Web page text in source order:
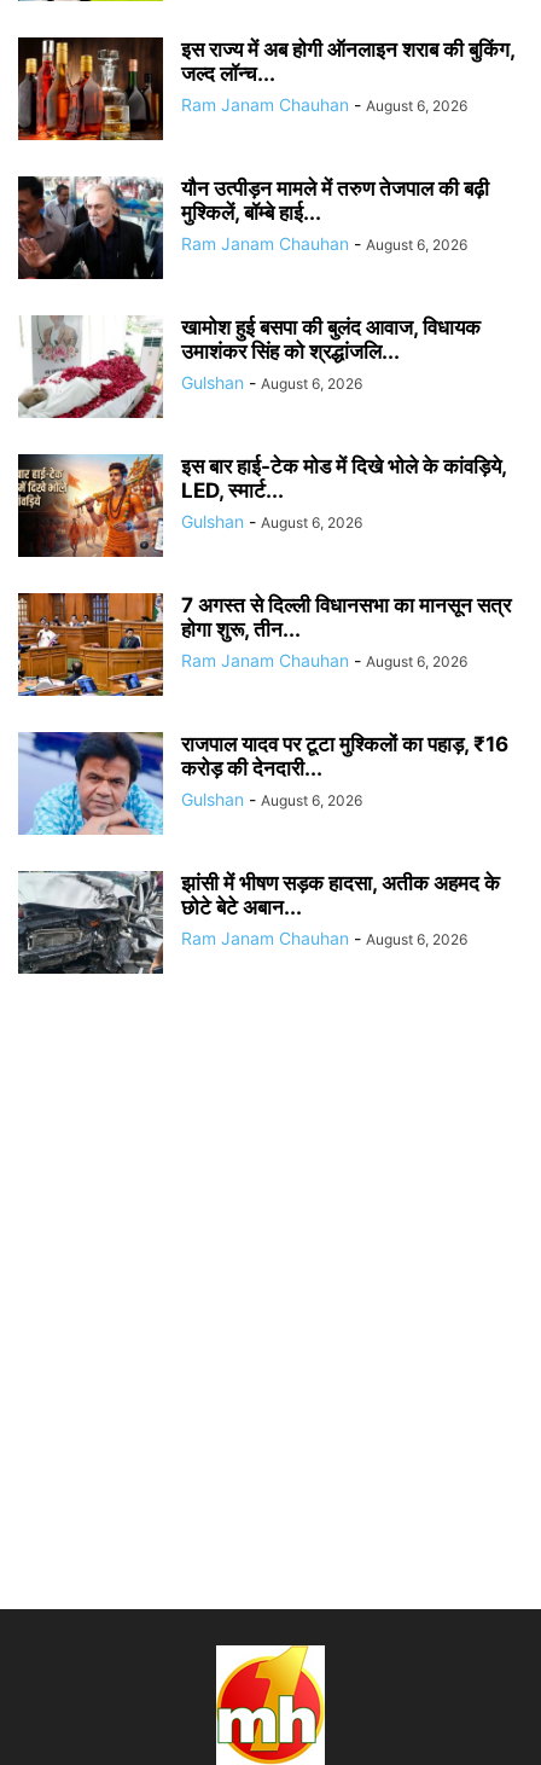
इस राज्य में अब होगी ऑनलाइन शराब की बुकिंग,
जल्द लॉन्च...
Ram Janam Chauhan - August 6, 2026
यौन उत्पीड़न मामले में तरुण तेजपाल की बढ़ी
मुश्किलें, बॉम्बे हाई...
Ram Janam Chauhan - August 6, 2026
खामोश हुई बसपा की बुलंद आवाज, विधायक
उमाशंकर सिंह को श्रद्धांजलि...
Gulshan - August 6, 2026
इस बार हाई-टेक मोड में दिखे भोले के कांवड़िये,
LED, स्मार्ट...
Gulshan - August 6, 2026
7 अगस्त से दिल्ली विधानसभा का मानसून सत्र
होगा शुरू, तीन...
Ram Janam Chauhan - August 6, 2026
राजपाल यादव पर टूटा मुश्किलों का पहाड़, ₹16
करोड़ की देनदारी...
Gulshan - August 6, 2026
झांसी में भीषण सड़क हादसा, अतीक अहमद के
छोटे बेटे अबान...
Ram Janam Chauhan - August 6, 2026